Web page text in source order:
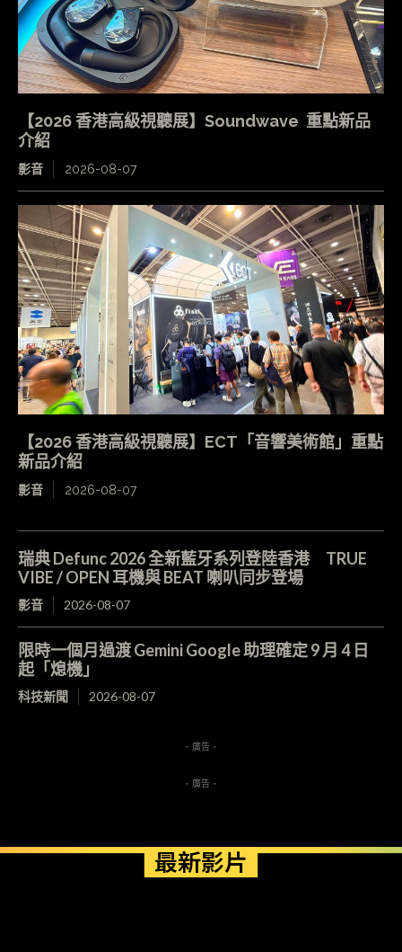
【2026 香港高級視聽展】Soundwave 重點新品
介紹
影音 2026-08-07
【2026 香港高級視聽展】ECT「音響美術館」重點
新品介紹
影音 2026-08-07
瑞典 Defunc 2026 全新藍牙系列登陸香港 TRUE
VIBE / OPEN 耳機與 BEAT 喇叭同步登場
影音 2026-08-07
限時一個月過渡 Gemini Google 助理確定 9 月 4 日
起「熄機」
科技新聞 2026-08-07
- 廣告 -
- 廣告 -
最新影片